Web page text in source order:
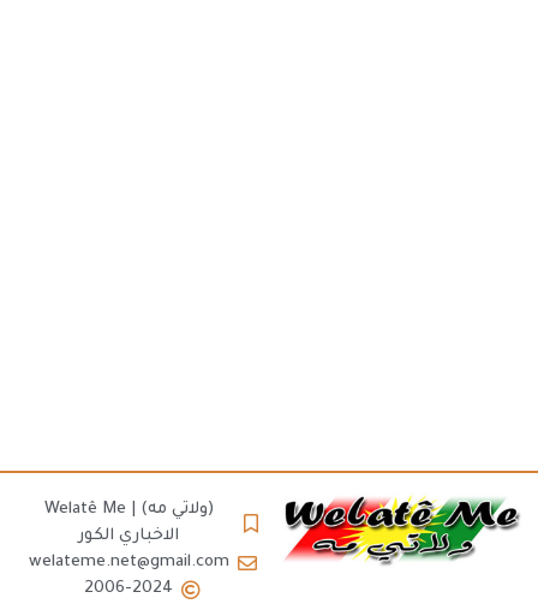
(ولاتي مه) | Welatê Me
الاخباري الكور
welateme.net@gmail.com
2006-2024